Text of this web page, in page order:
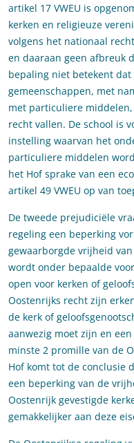
artikel 17 VWEU is
kerken en religieuze
volgens het nationaal
en daaraan geen afbreuk
bepaling niet betekent
gemeenschappen, met
met particuliere
recht vallen. De school is
instelling waarvan het
particuliere middelen
het Hof sprake van een
artikel 49 VWEU op van
De tweede prejudiciële
regeling een beperking
gewaarborgde vrijheid
wordt onder bepaalde
open voor kerken of
Oostenrijks recht zijn
de kerk of
aanwezig moet zijn en
minste 2 promille van de
Hof komt tot de conclusie
een beperking van de
Oostenrijk gevestigde
gemakkelijker aan deze